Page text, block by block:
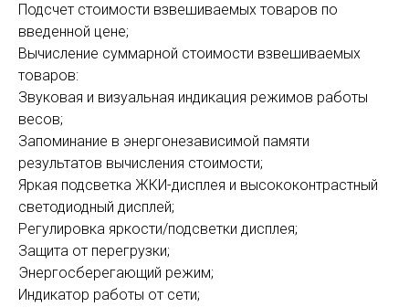
Подсчет стоимости взвешиваемых товаров по
введенной цене;
Вычисление суммарной стоимости взвешиваемых
товаров:
Звуковая и визуальная индикация режимов работы
весов;
Запоминание в энергонезависимой памяти
результатов вычисления стоимости;
Яркая подсветка ЖКИ-дисплея и высококонтрастный
светодиодный дисплей;
Регулировка яркости/подсветки дисплея;
Защита от перегрузки;
Энергосберегающий режим;
Индикатор работы от сети;